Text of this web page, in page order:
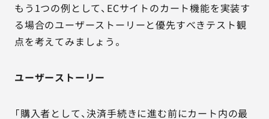
もう1つの例として、ECサイトのカート機能を実装す
る場合のユーザーストーリーと優先すべきテスト観
点を考えてみましょう。
ユーザーストーリー
「購入者として、決済手続きに進む前にカート内の最